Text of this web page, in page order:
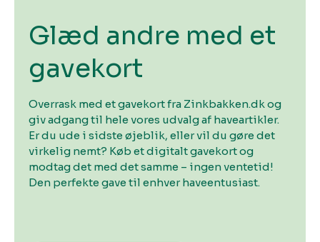
Glæd andre med et
gavekort
Overrask med et gavekort fra Zinkbakken.dk og
giv adgang til hele vores udvalg af haveartikler.
Er du ude i sidste øjeblik, eller vil du gøre det
virkelig nemt? Køb et digitalt gavekort og
modtag det med det samme – ingen ventetid!
Den perfekte gave til enhver haveentusiast.